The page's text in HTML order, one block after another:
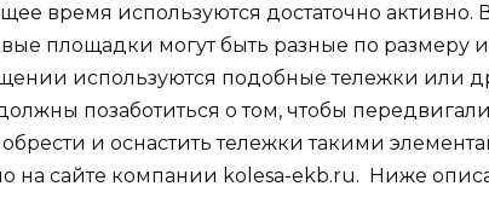
время используются достаточно
площадки могут быть разные по размеру
используются подобные тележки или
позаботиться о том, чтобы
и оснастить тележки такими
на сайте компании kolesa-ekb.ru. Ниже